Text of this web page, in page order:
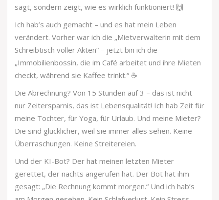
sagt, sondern zeigt, wie es wirklich funktioniert! 🙌
Ich hab’s auch gemacht – und es hat mein Leben
verändert. Vorher war ich die „Mietverwalterin mit dem
Schreibtisch voller Akten“ – jetzt bin ich die
„Immobilienbossin, die im Café arbeitet und ihre Mieten
checkt, während sie Kaffee trinkt.“ ☕
Die Abrechnung? Von 15 Stunden auf 3 – das ist nicht
nur Zeitersparnis, das ist Lebensqualität! Ich hab Zeit für
meine Tochter, für Yoga, für Urlaub. Und meine Mieter?
Die sind glücklicher, weil sie immer alles sehen. Keine
Überraschungen. Keine Streitereien.
Und der KI-Bot? Der hat meinen letzten Mieter
gerettet, der nachts angerufen hat. Der Bot hat ihm
gesagt: „Die Rechnung kommt morgen.“ Und ich hab’s